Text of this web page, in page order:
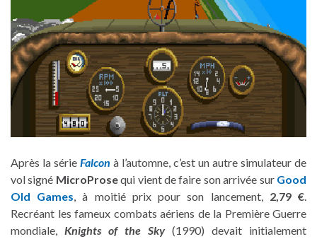
Après la série Falcon à l’automne, c’est un autre simulateur de
vol signé MicroProsequi vient de faire son arrivée sur Good
Old Games , à moitié prix pour son lancement, 2,79 €
Recréant les fameux combats aériens de la Première Guerre
mondiale, Knights of the Sky(1990) devait initialement